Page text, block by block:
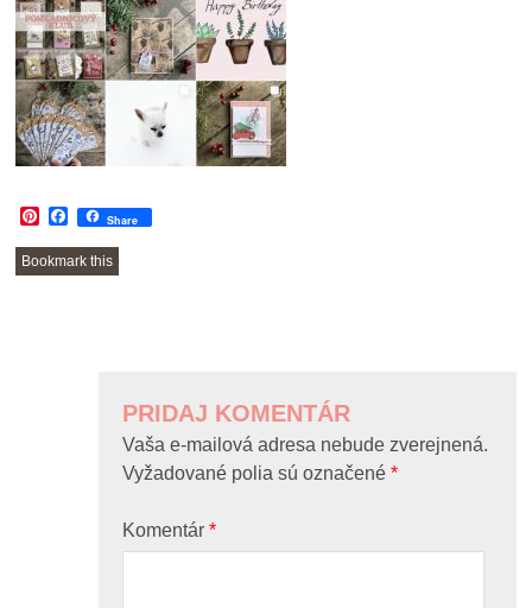
Pinterest
Facebook
Share
Bookmark this
PRIDAJ KOMENTÁR
Vaša e-mailová adresa nebude zverejnená.
Vyžadované polia sú označené*
Komentár*